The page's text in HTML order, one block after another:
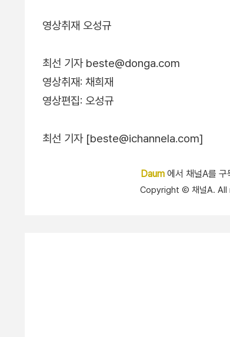
영상취재 오성규
최선 기자 beste@donga.com
영상취재: 채희재
영상편집: 오성규
최선 기자 [beste@ichannela.com]
Daum 에서 채널A를 구
Copyright Ⓒ 채널A. All